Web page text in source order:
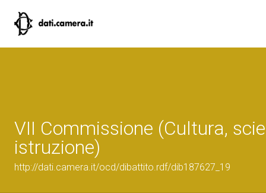
VII Commissione (Cultura,
istruzione)
http://dati.camera.it/ocd/dibattito.rdf/dib187627_19